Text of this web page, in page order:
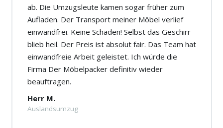
ab. Die Umzugsleute kamen sogar früher zum
Aufladen. Der Transport meiner Möbel verlief
einwandfrei. Keine Schäden! Selbst das Geschirr
blieb heil. Der Preis ist absolut fair. Das Team hat
einwandfreie Arbeit geleistet. Ich würde die
Firma Der Möbelpacker definitiv wieder
beauftragen.
Herr M.
Auslandsumzug